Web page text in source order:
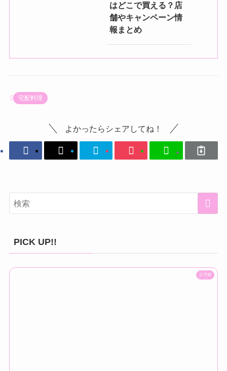
はどこで買える？店
舗やキャンペーン情
報まとめ
宅配料理
よかったらシェアしてね！
PICK UP!!
PR